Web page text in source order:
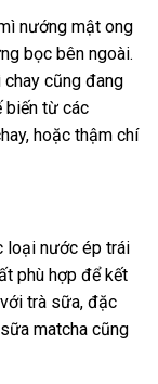
nướng mật ong
bọc bên ngoài.
chay cũng đang
biến từ các
hoặc thậm chí
loại nước ép trái
phù hợp để kết
trà sữa, đặc
matcha cũng